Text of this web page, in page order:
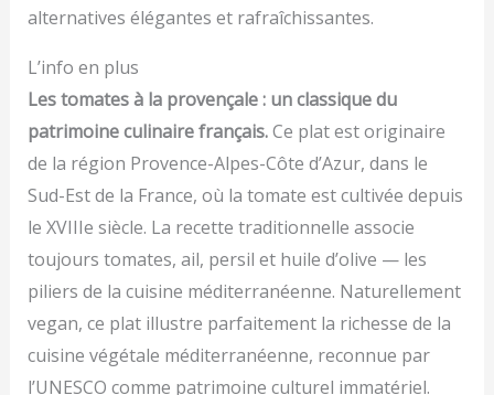
alternatives élégantes et rafraîchissantes.
L’info en plus
Les tomates à la provençale : un classique du
patrimoine culinaire français.Ce plat est originaire
de la région Provence-Alpes-Côte d’Azur, dans le
Sud-Est de la France, où la tomate est cultivée depuis
le XVIIIe siècle. La recette traditionnelle associe
toujours tomates, ail, persil et huile d’olive — les
piliers de la cuisine méditerranéenne. Naturellement
vegan, ce plat illustre parfaitement la richesse de la
cuisine végétale méditerranéenne, reconnue par
l’UNESCO comme patrimoine culturel immatériel.